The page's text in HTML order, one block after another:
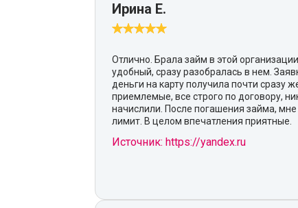
Ирина Е.
Отлично. Брала займ в этой
удобный, сразу разобралась в нем.
деньги на карту получила почти сразу
приемлемые, все строго по договору,
начислили. После погашения займа,
лимит. В целом впечатления приятные.
Источник: https://yandex.ru